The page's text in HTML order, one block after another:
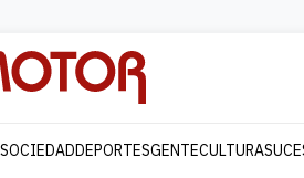
SOCIEDADDEPORTESGENTECULTURA